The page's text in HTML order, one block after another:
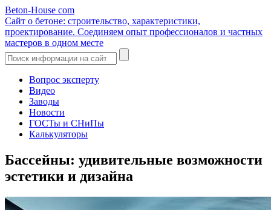
Beton-House com
Сайт о бетоне: строительство, характеристики,
проектирование. Соединяем опыт профессионалов и частных
мастеров в одном месте
Вопрос эксперту
Видео
Заводы
Новости
ГОСТы и СНиПы
Калькуляторы
Бассейны: удивительные возможности
эстетики и дизайна